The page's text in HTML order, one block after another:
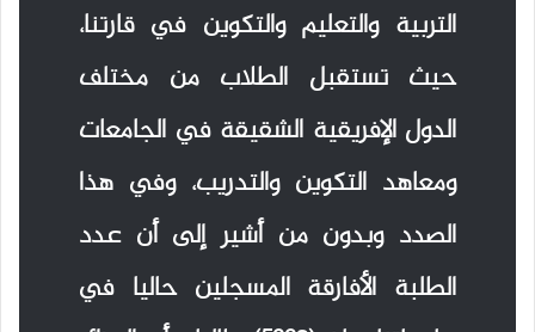
التربية والتعليم والتكوين في قارتنا،
حيث تستقبل الطلاب من مختلف
الدول الإفريقية الشقيقة في الجامعات
ومعاهد التكوين والتدريب، وفي هذا
الصدد وبدون من أشير إلى أن عدد
الطلبة الأفارقة المسجلين حاليا في